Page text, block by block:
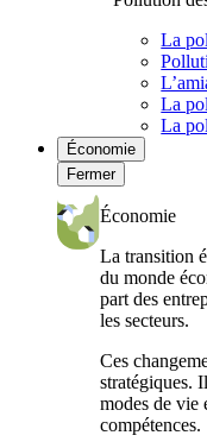
La
La
La
Économie
Fermer
Économie
La transition
du monde
part des
les secteurs.
Ces
stratégiques.
modes de vie
compétences.